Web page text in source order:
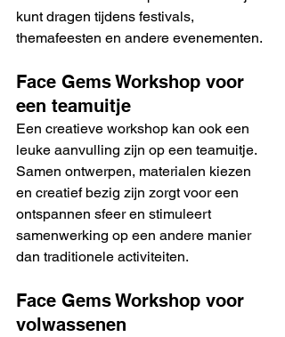
kunt dragen tijdens festivals,
themafeesten en andere evenementen.
Face Gems Workshop voor
een teamuitje
Een creatieve workshop kan ook een
leuke aanvulling zijn op een teamuitje.
Samen ontwerpen, materialen kiezen
en creatief bezig zijn zorgt voor een
ontspannen sfeer en stimuleert
samenwerking op een andere manier
dan traditionele activiteiten.
Face Gems Workshop voor
volwassenen